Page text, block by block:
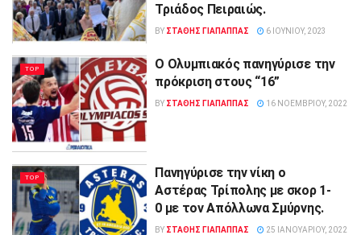
Τριάδος Πειραιώς.
BY ΣΤΑΘΗΣ ΓΊΑΠΑΠΠΑΣ 6 ΙΟΥΝΊΟΥ, 2023
TOP
Ο Ολυμπιακός πανηγύρισε την
πρόκριση στους “16”
BY ΣΤΑΘΗΣ ΓΊΑΠΑΠΠΑΣ 16 ΝΟΕΜΒΡΊΟΥ, 2022
TOP
Πανηγύρισε την νίκη ο
Αστέρας Τρίπολης με σκορ 1-
0 με τον Απόλλωνα Σμύρνης.
BY ΣΤΑΘΗΣ ΓΊΑΠΑΠΠΑΣ 25 ΙΑΝΟΥΑΡΊΟΥ, 2022